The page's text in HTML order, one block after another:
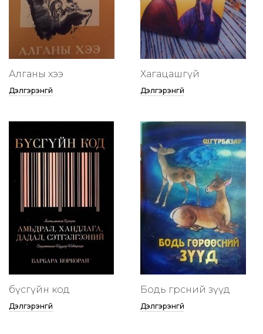
Алганы хээ
Дэлгэрэнгүй
Хагацашгүй
Дэлгэрэнгүй
бүсгүйн код
Дэлгэрэнгүй
Бодь гөрөөсний зүүд
Дэлгэрэнгүй